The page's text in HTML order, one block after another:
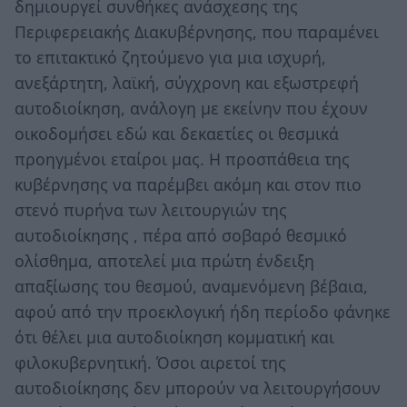
δημιουργεί συνθήκες ανάσχεσης της
Περιφερειακής Διακυβέρνησης, που παραμένει
το επιτακτικό ζητούμενο για μια ισχυρή,
ανεξάρτητη, λαϊκή, σύγχρονη και εξωστρεφή
αυτοδιοίκηση, ανάλογη με εκείνην που έχουν
οικοδομήσει εδώ και δεκαετίες οι θεσμικά
προηγμένοι εταίροι μας. Η προσπάθεια της
κυβέρνησης να παρέμβει ακόμη και στον πιο
στενό πυρήνα των λειτουργιών της
αυτοδιοίκησης , πέρα από σοβαρό θεσμικό
ολίσθημα, αποτελεί μια πρώτη ένδειξη
απαξίωσης του θεσμού, αναμενόμενη βέβαια,
αφού από την προεκλογική ήδη περίοδο φάνηκε
ότι θέλει μια αυτοδιοίκηση κομματική και
φιλοκυβερνητική. Όσοι αιρετοί της
αυτοδιοίκησης δεν μπορούν να λειτουργήσουν